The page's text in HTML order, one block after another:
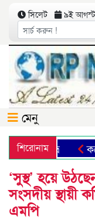
সিলেট ৯ই আগস্ট,
মেনু
শিরোনাম
ফাহিম শুভ্র
‘সুস্থ’ হয়ে
সংসদীয় স্থায়ী
এমপি